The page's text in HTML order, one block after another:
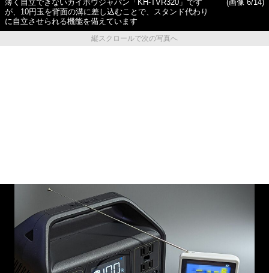
薄く自立できないカイホウジャパン「KH-TVR320」です
が、10円玉を背面の溝に差し込むことで、スタンド代わり
に自立させられる機能を備えています
(画像 6/14)
縦スクロールで次の写真へ